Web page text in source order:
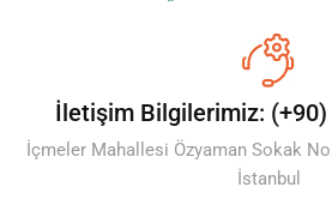
İletişim Bilgilerimiz: (+90)
İçmeler Mahallesi Özyaman Sokak
İstanbul